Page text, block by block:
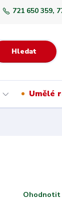
Hledat
721 650 359,
Umělé